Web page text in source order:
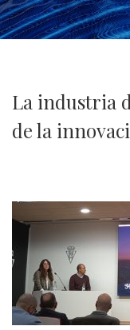
La industria
de la